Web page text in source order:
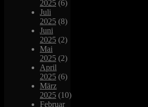
2025 (6)
Juli
2025 (8)
Juni
2025 (2)
Mai
2025 (2)
April
2025 (6)
März
2025 (10)
Februar